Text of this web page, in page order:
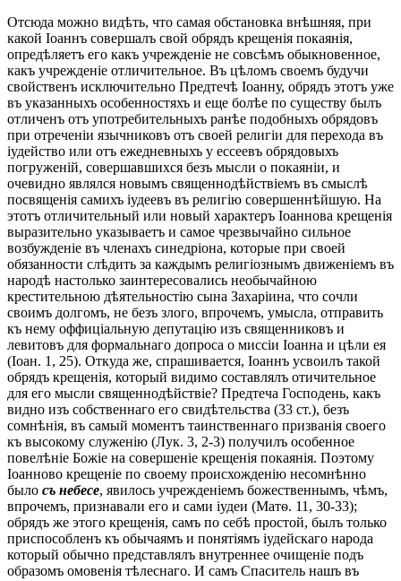
Отсюда можно видѣть, что самая обстановка внѣшняя, при
какой Іоаннъ совершалъ свой обрядъ крещенія покаянія,
опредѣляетъ его какъ учрежденіе не совсѣмъ обыкновенное,
какъ учрежденіе отличительное. Въ цѣломъ своемъ будучи
свойственъ исключительно Предтечѣ Іоанну, обрядъ этотъ уже
въ указанныхъ особенностяхъ и еще болѣе по существу былъ
отличенъ отъ употребительныхъ ранѣе подобныхъ обрядовъ
при отреченіи язычниковъ отъ своей религіи для перехода въ
іудейство или отъ ежедневныхъ у ессеевъ обрядовыхъ
погруженій, совершавшихся безъ мысли о покаяніи, и
очевидно являлся новымъ священнодѣйствіемъ въ смыслѣ
посвященія самихъ іудеевъ въ религію совершеннѣйшую. На
этотъ отличительный или новый характеръ Іоаннова крещенія
выразительно указываетъ и самое чрезвычайно сильное
возбужденіе въ членахъ синедріона, которые при своей
обязанности слѣдить за каждымъ религіознымъ движеніемъ въ
народѣ настолько заинтересовались необычайною
крестительною дѣятельностію сына Захаріина, что сочли
своимъ долгомъ, не безъ злого, впрочемъ, умысла, отправить
къ нему оффиціальную депутацію изъ священниковъ и
левитовъ для формальнаго допроса о миссіи Іоанна и цѣли ея
(Іоан. 1, 25). Откуда же, спрашивается, Іоаннъ усвоилъ такой
обрядъ крещенія, который видимо составлялъ отичительное
для его мысли священнодѣйствіе? Предтеча Господень, какъ
видно изъ собственнаго его свидѣтельства (33 ст.), безъ
сомнѣнія, въ самый моментъ таинственнаго призванія своего
къ высокому служенію (Лук. 3, 2-3) получилъ особенное
повелѣніе Божіе на совершеніе крещенія покаянія. Поэтому
Іоанново крещеніе по своему происхожденію несомнѣнно
было съ небесе, явилось учрежденіемъ божественнымъ, чѣмъ,
впрочемъ, признавали его и сами іудеи (Матѳ. 11, 30-33);
обрядъ же этого крещенія, самъ по себѣ простой, былъ только
приспособленъ къ обычаямъ и понятіямъ іудейскаго народа
который обычно представлялъ внутреннее очищеніе подъ
образомъ омовенія тѣлеснаго. И самъ Спаситель нашъ въ